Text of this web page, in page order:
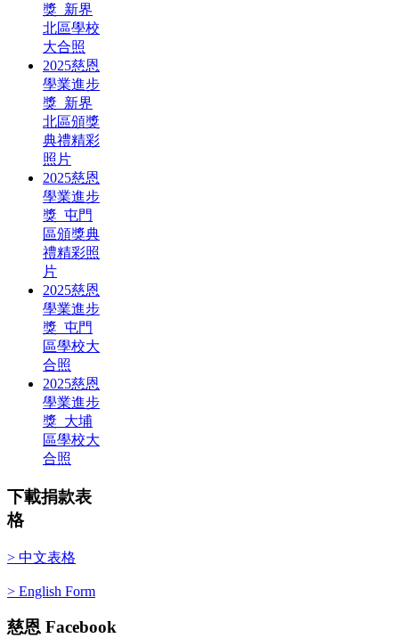
獎_新界
北區學校
大合照
2025慈恩
學業進步
獎_新界
北區頒獎
典禮精彩
照片
2025慈恩
學業進步
獎_屯門
區頒獎典
禮精彩照
片
2025慈恩
學業進步
獎_屯門
區學校大
合照
2025慈恩
學業進步
獎_大埔
區學校大
合照
下載捐款表
格
> 中文表格
> English Form
慈恩 Facebook